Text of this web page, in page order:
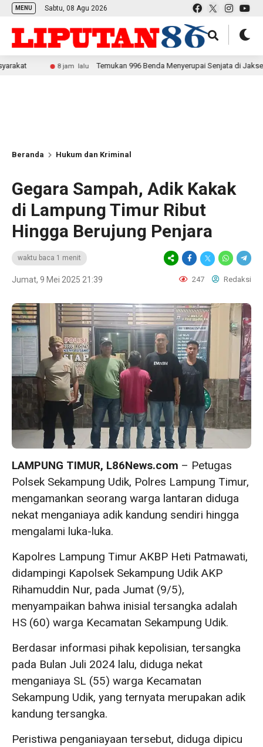
MENU Sabtu, 08 Agu 2026
8 jam lalu Temukan 996 Benda Menyerupai Senjata di Jaksel, Polda
Beranda Hukum dan Kriminal
Gegara Sampah, Adik Kakak
di Lampung Timur Ribut
Hingga Berujung Penjara
waktu baca 1 menit
Jumat, 9 Mei 2025 21:39 247 Redaksi
LAMPUNG TIMUR, L86News.com – Petugas
Polsek Sekampung Udik, Polres Lampung Timur,
mengamankan seorang warga lantaran diduga
nekat menganiaya adik kandung sendiri hingga
mengalami luka-luka.
Kapolres Lampung Timur AKBP Heti Patmawati,
didampingi Kapolsek Sekampung Udik AKP
Rihamuddin Nur, pada Jumat (9/5),
menyampaikan bahwa inisial tersangka adalah
HS (60) warga Kecamatan Sekampung Udik.
Berdasar informasi pihak kepolisian, tersangka
pada Bulan Juli 2024 lalu, diduga nekat
menganiaya SL (55) warga Kecamatan
Sekampung Udik, yang ternyata merupakan adik
kandung tersangka.
Peristiwa penganiayaan tersebut, diduga dipicu